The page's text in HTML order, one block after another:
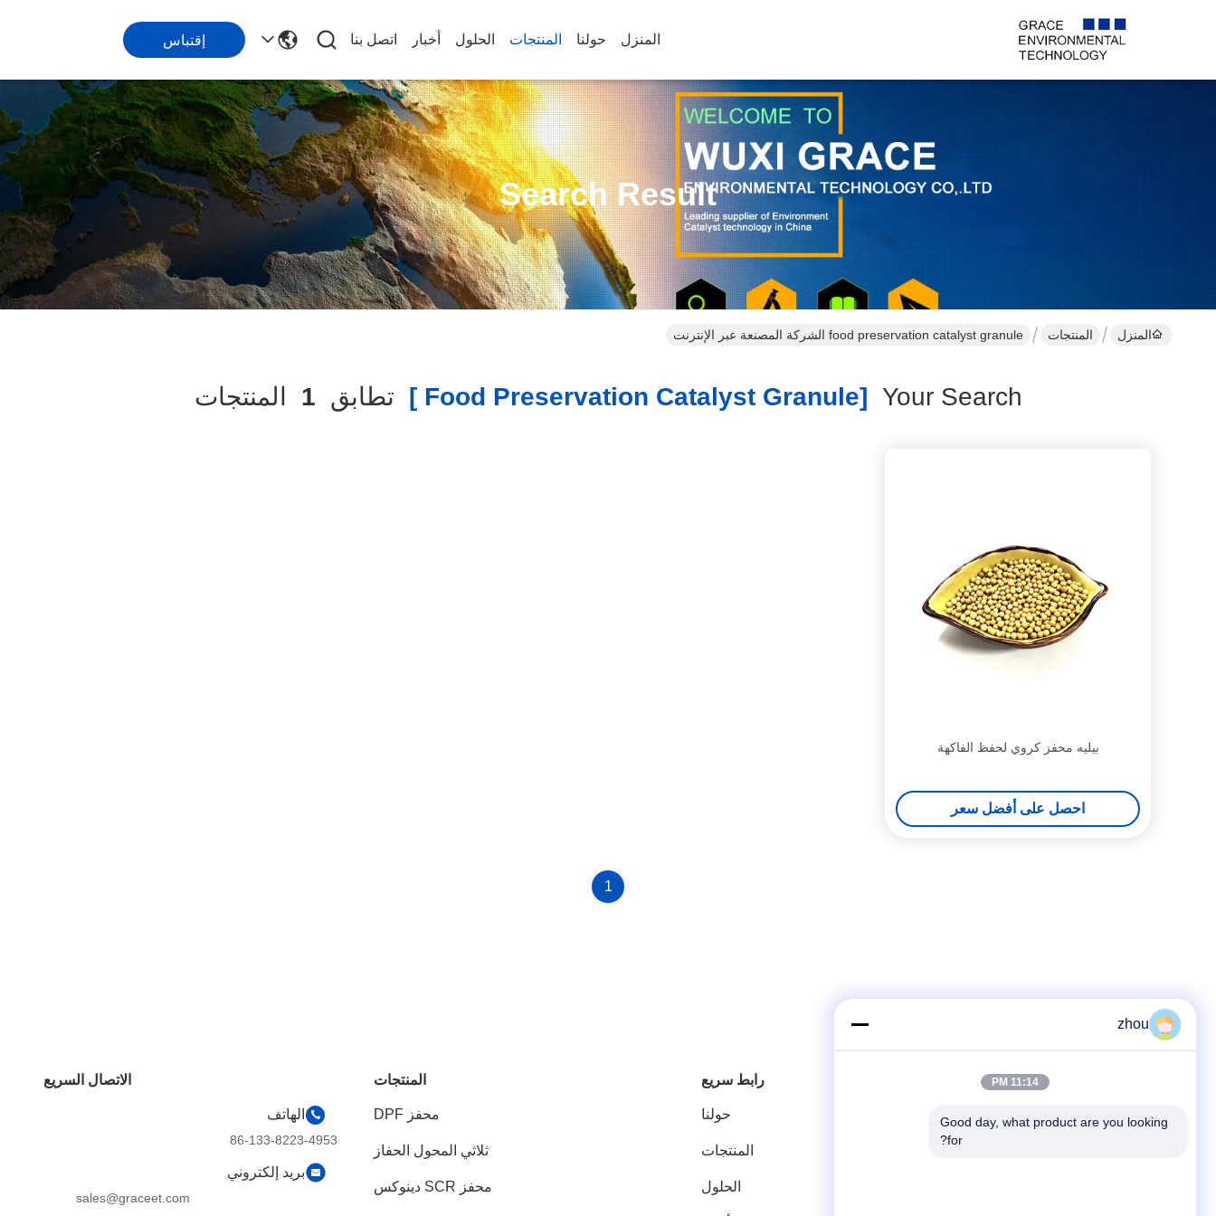
المنزل حولنا المنتجات الحلول أخبار اتصل بنا إقتباس
Search Result
المنزل المنتجات food preservation catalyst granule الشركة المصنعة عبر الإنترنت
Your Search
[food Preservation Catalyst Granule ] تطابق 1 المنتجات
بيليه محفز كروي لحفظ الفاكهة
احصل على أفضل سعر
1
رابط سريع
حولنا
المنتجات
الحلول
المنتجات
محفز DPF
ثلاثي المحول الحفاز
محفز SCR دينوكس
الاتصال السريع
الهاتف
86-133-8223-4953
بريد إلكتروني
sales@graceet.com
zhou
11:14 PM
Good day, what product are you looking
for?